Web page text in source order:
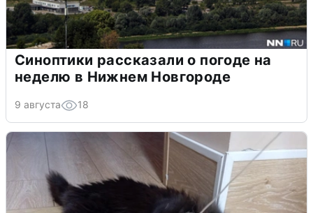
Синоптики рассказали о погоде на
неделю в Нижнем Новгороде
9 августа 18